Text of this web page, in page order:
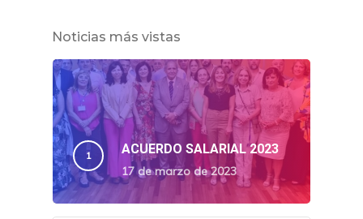
Noticias más vistas
ACUERDO SALARIAL 2023
17 de marzo de 2023